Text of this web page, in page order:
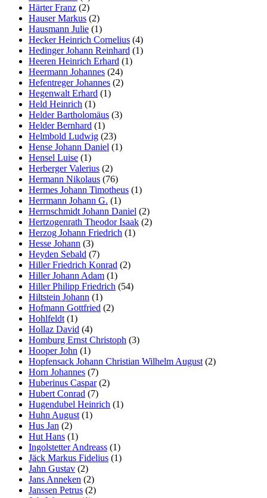
Härter Franz (2)
Hauser Markus (2)
Hausmann Julie (1)
Hecker Heinrich Cornelius (4)
Hedinger Johann Reinhard (1)
Heeren Heinrich Erhard (1)
Heermann Johannes (24)
Hefentreger Johannes (2)
Hegenwalt Erhard (1)
Held Heinrich (1)
Helder Bartholomäus (3)
Helder Bernhard (1)
Helmbold Ludwig (23)
Hense Johann Daniel (1)
Hensel Luise (1)
Herberger Valerius (2)
Hermann Nikolaus (76)
Hermes Johann Timotheus (1)
Herrmann Johann G. (1)
Herrnschmidt Johann Daniel (2)
Hertzogenrath Theodor Isaak (2)
Herzog Johann Friedrich (1)
Hesse Johann (3)
Heyden Sebald (7)
Hiller Friedrich Konrad (2)
Hiller Johann Adam (1)
Hiller Philipp Friedrich (54)
Hiltstein Johann (1)
Hofmann Gottfried (2)
Hohlfeldt (1)
Hollaz David (4)
Homburg Ernst Christoph (3)
Hooper John (1)
Hopfensack Johann Christian Wilhelm August (2)
Horn Johannes (7)
Huberinus Caspar(2)
Hubert Conrad (7)
Hugendubel Heinrich (1)
Huhn August (1)
Hus Jan (2)
Hut Hans (1)
Ingolstetter Andreass (1)
Jäck Markus Fidelius (1)
Jahn Gustav (2)
Jans Anneken (2)
Janssen Petrus (2)